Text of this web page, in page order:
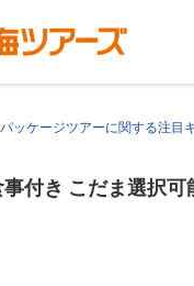
ッケージツアーに関する注目
付き こだま選択